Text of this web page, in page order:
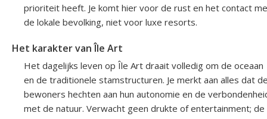
prioriteit heeft. Je komt hier voor de rust en het contact
de lokale bevolking, niet voor luxe resorts.
Het karakter van Île Art
Het dagelijks leven op Île Art draait volledig om de oceaan
en de traditionele stamstructuren. Je merkt aan alles dat
bewoners hechten aan hun autonomie en de
met de natuur. Verwacht geen drukte of entertainment; de